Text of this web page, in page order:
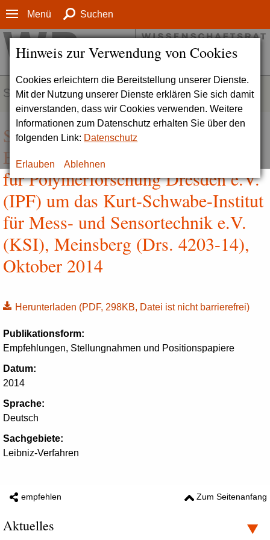
Hinweis zur Verwendung von Cookies
Cookies erleichtern die Bereitstellung unserer Dienste.
Mit der Nutzung unserer Dienste erklären Sie sich damit
einverstanden, dass wir Cookies verwenden. Weitere
Informationen zum Datenschutz erhalten Sie über den
folgenden Link: Datenschutz
Erlauben Ablehnen
Menü Suchen
SERVICE
Stellungnahme zur strategischen
Erweiterung des Leibniz-Instituts
für Polymerforschung Dresden e.V.
(IPF) um das Kurt-Schwabe-Institut
für Mess- und Sensortechnik e.V.
(KSI), Meinsberg (Drs. 4203-14),
Oktober 2014
Herunterladen (PDF, 298KB, Datei ist nicht barrierefrei)
Publikationsform:
Empfehlungen, Stellungnahmen und Positionspapiere
Datum:
2014
Sprache:
Deutsch
Sachgebiete:
Leibniz-Verfahren
empfehlen Zum Seitenanfang
Aktuelles